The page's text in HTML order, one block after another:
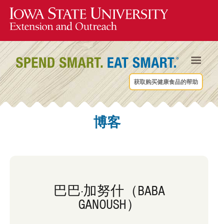
获取购买健康食品的帮助
博客
巴巴·加努什（BABA
GANOUSH）